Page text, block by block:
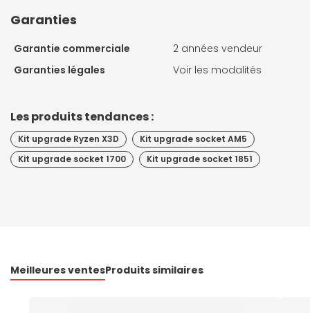
Garanties
Garantie commerciale
2 années vendeur
Garanties légales
Voir les modalités
Les produits tendances :
Kit upgrade Ryzen X3D
Kit upgrade socket AM5
Kit upgrade socket 1700
Kit upgrade socket 1851
Meilleures ventesProduits similaires